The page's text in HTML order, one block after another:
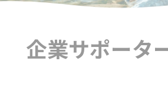
企業サポータ